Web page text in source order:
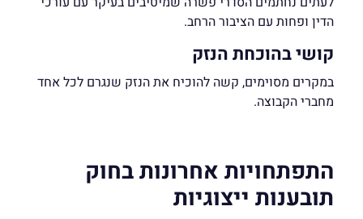
הדין ופחות עם הציבור הרחב.
קושי בהוכחת הנזק
במקרים מסוימים, קשה להוכיח את הנזק שנגרם לכל אחד
מחברי הקבוצה.
התפתחויות אחרונות בחוק
תובענות ייצוגיות